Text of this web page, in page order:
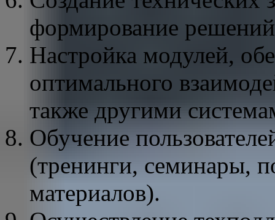
формирование
Настройка модулей,
оптимального
также другими
Обучение
(тренинги, семинары,
материалов).